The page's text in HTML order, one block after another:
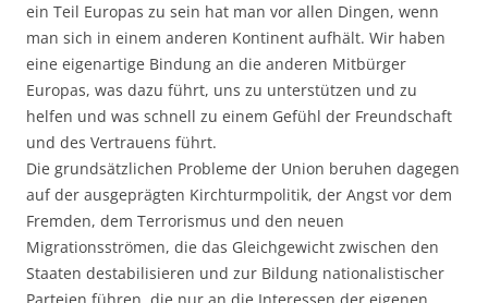
ein Teil Europas zu sein hat man vor allen Dingen, wenn
man sich in einem anderen Kontinent aufhält. Wir haben
eine eigenartige Bindung an die anderen Mitbürger
Europas, was dazu führt, uns zu unterstützen und zu
helfen und was schnell zu einem Gefühl der Freundschaft
und des Vertrauens führt.
Die grundsätzlichen Probleme der Union beruhen dagegen
auf der ausgeprägten Kirchturmpolitik, der Angst vor dem
Fremden, dem Terrorismus und den neuen
Migrationsströmen, die das Gleichgewicht zwischen den
Staaten destabilisieren und zur Bildung nationalistischer